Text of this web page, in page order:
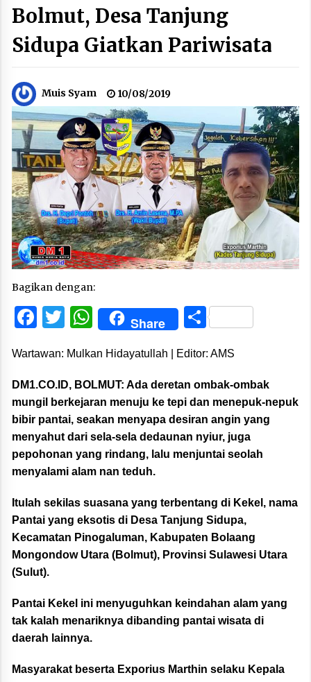
Bolmut, Desa Tanjung
Sidupa Giatkan Pariwisata
Muis Syam 10/08/2019
Bagikan dengan:
Facebook
Twitter
WhatsApp
Share Share
Wartawan: Mulkan Hidayatullah | Editor: AMS
DM1.CO.ID, BOLMUT: Ada deretan ombak-ombak
mungil berkejaran menuju ke tepi dan menepuk-nepuk
bibir pantai, seakan menyapa desiran angin yang
menyahut dari sela-sela dedaunan nyiur, juga
pepohonan yang rindang, lalu menjuntai seolah
menyalami alam nan teduh.
Itulah sekilas suasana yang terbentang di Kekel, nama
Pantai yang eksotis di Desa Tanjung Sidupa,
Kecamatan Pinogaluman, Kabupaten Bolaang
Mongondow Utara (Bolmut), Provinsi Sulawesi Utara
(Sulut).
Pantai Kekel ini menyuguhkan keindahan alam yang
tak kalah menariknya dibanding pantai wisata di
daerah lainnya.
Masyarakat beserta Exporius Marthin selaku Kepala